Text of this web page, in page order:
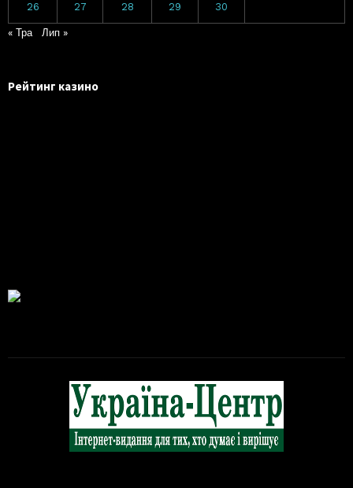
26 27 28 29 30
« Тра Лип »
Рейтинг казино